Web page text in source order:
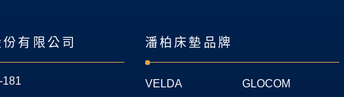
有限公司
181
潘柏床墊品牌
VELDA GLOCOM